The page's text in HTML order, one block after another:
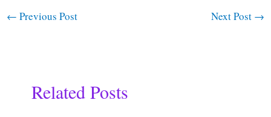
← Previous Post Next Post →
Related Posts